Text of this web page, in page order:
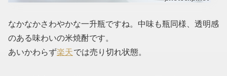
なかなかさわやかな一升瓶ですね。中味も瓶同様、透明感
のある味わいの米焼酎です。
あいかわらず楽天では売り切れ状態。